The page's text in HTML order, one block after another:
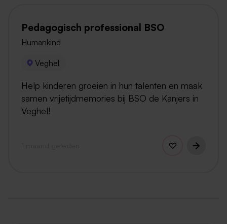
Pedagogisch professional BSO
Humankind
Veghel
Help kinderen groeien in hun talenten en maak
samen vrijetijdmemories bij BSO de Kanjers in
Veghel!